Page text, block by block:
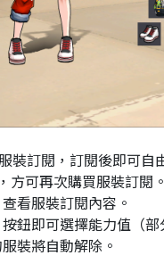
裝訂閱，訂閱後即可自
方可再次購買服裝訂閱。
看服裝訂閱內容。
鈕即可選擇能力值（
裝將自動解除。